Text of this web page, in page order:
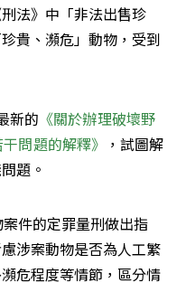
法》中「非法出售珍
貴、瀕危」動物，受到
新的 《關於辦理破壞野
問題的解釋》 ，試圖解
題。
件的定罪量刑做出指
涉案動物是否為人工繁
危程度等情節，區分情